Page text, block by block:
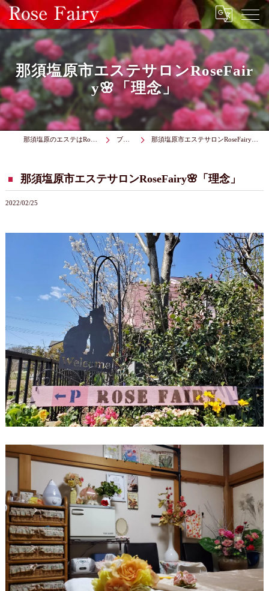
那須塩原市エステサロンRoseFair
y🌸「理念」
ブログ 那須塩原市エステサロンRoseFairy🌸「理念」
那須塩原市エステサロンRoseFairy🌸「理念」
2022/02/25